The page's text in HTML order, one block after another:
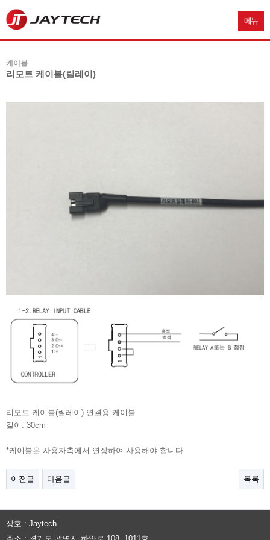
메뉴
케이블
리모트 케이블(릴레이)
리모트 케이블(릴레이) 연결용 케이블
길이: 30cm
*케이블은 사용자측에서 연장하여 사용해야 합니다.
이전글 다음글 목록
상호 : Jaytech